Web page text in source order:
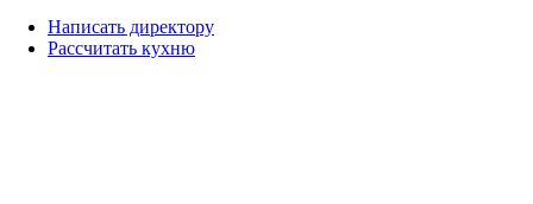
Написать директору
Рассчитать кухню